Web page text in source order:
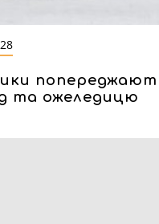
та ожеледицю